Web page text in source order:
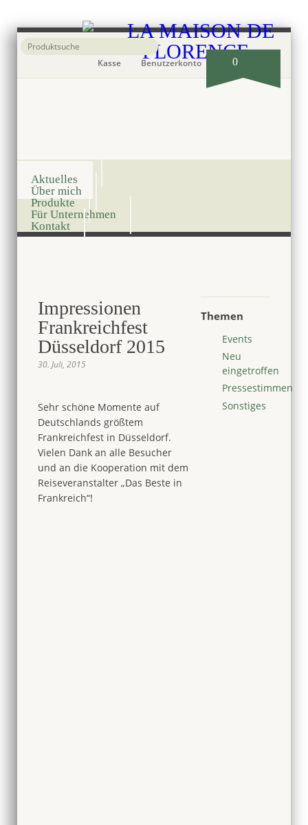
Kasse Benutzerkonto 0
Aktuelles
Über mich
Produkte
Für Unternehmen
Kontakt
Impressionen
Frankreichfest
Düsseldorf 2015
30. Juli, 2015
Sehr schöne Momente auf
Deutschlands größtem
Frankreichfest in Düsseldorf.
Vielen Dank an alle Besucher
und an die Kooperation mit dem
Reiseveranstalter „Das Beste in
Frankreich“!
Themen
Events
Neu
eingetroffen
Pressestimmen
Sonstiges